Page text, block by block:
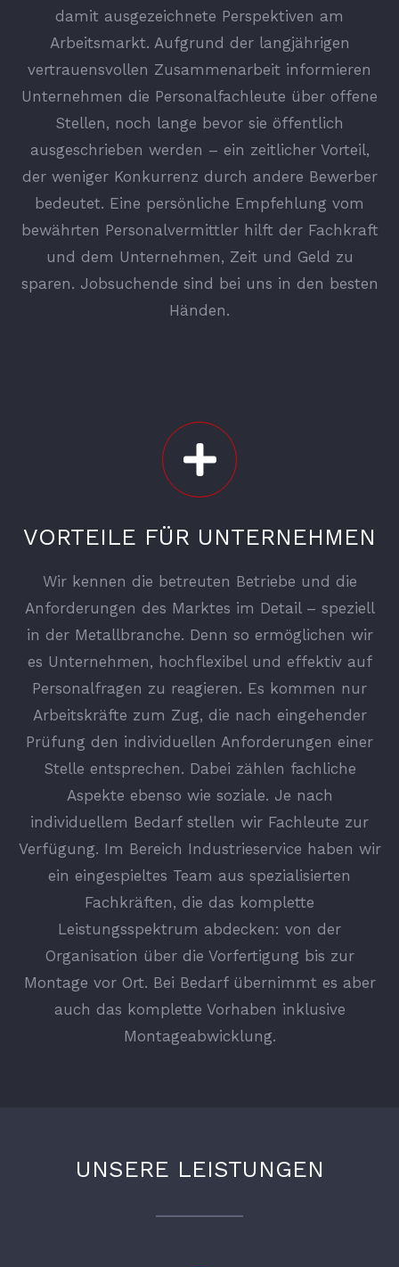
damit ausgezeichnete Perspektiven am
Arbeitsmarkt. Aufgrund der langjährigen
vertrauensvollen Zusammenarbeit informieren
Unternehmen die Personalfachleute über offene
Stellen, noch lange bevor sie öffentlich
ausgeschrieben werden – ein zeitlicher Vorteil,
der weniger Konkurrenz durch andere Bewerber
bedeutet. Eine persönliche Empfehlung vom
bewährten Personalvermittler hilft der Fachkraft
und dem Unternehmen, Zeit und Geld zu
sparen. Jobsuchende sind bei uns in den besten
Händen.
VORTEILE FÜR UNTERNEHMEN
Wir kennen die betreuten Betriebe und die
Anforderungen des Marktes im Detail – speziell
in der Metallbranche. Denn so ermöglichen wir
es Unternehmen, hochflexibel und effektiv auf
Personalfragen zu reagieren. Es kommen nur
Arbeitskräfte zum Zug, die nach eingehender
Prüfung den individuellen Anforderungen einer
Stelle entsprechen. Dabei zählen fachliche
Aspekte ebenso wie soziale. Je nach
individuellem Bedarf stellen wir Fachleute zur
Verfügung. Im Bereich Industrieservice haben wir
ein eingespieltes Team aus spezialisierten
Fachkräften, die das komplette
Leistungsspektrum abdecken: von der
Organisation über die Vorfertigung bis zur
Montage vor Ort. Bei Bedarf übernimmt es aber
auch das komplette Vorhaben inklusive
Montageabwicklung.
UNSERE LEISTUNGEN